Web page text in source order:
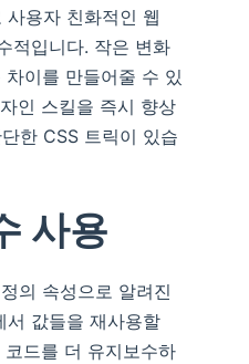
용자 친화적인 웹
적입니다. 작은 변화
이를 만들어줄 수 있
인 스킬을 즉시 향상
한 CSS 트릭이 있습
사용
의 속성으로 알려진
서 값들을 재사용할
드를 더 유지보수하